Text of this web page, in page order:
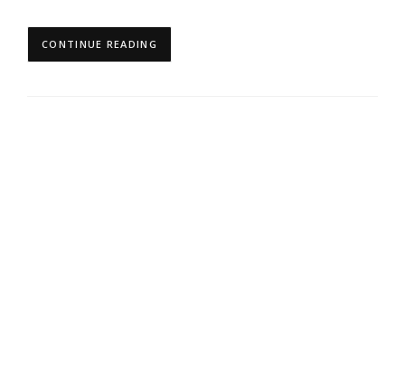
CONTINUE READING